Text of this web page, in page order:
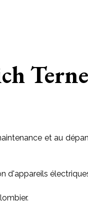
et au
d'appareils